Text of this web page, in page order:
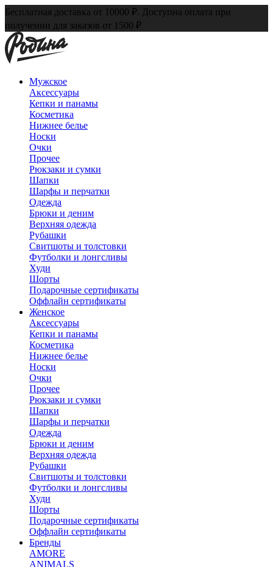
Бесплатная доставка от 10000 ₽. Доступна оплата при
получении для заказов от 1500 ₽
Мужское
Аксессуары
Кепки и панамы
Косметика
Нижнее белье
Носки
Очки
Прочее
Рюкзаки и сумки
Шапки
Шарфы и перчатки
Одежда
Брюки и деним
Верхняя одежда
Рубашки
Свитшоты и толстовки
Футболки и лонгсливы
Худи
Шорты
Подарочные сертификаты
Оффлайн сертификаты
Женское
Аксессуары
Кепки и панамы
Косметика
Нижнее белье
Носки
Очки
Прочее
Рюкзаки и сумки
Шапки
Шарфы и перчатки
Одежда
Брюки и деним
Верхняя одежда
Рубашки
Свитшоты и толстовки
Футболки и лонгсливы
Худи
Шорты
Подарочные сертификаты
Оффлайн сертификаты
Бренды
AMORE
ANIMALS